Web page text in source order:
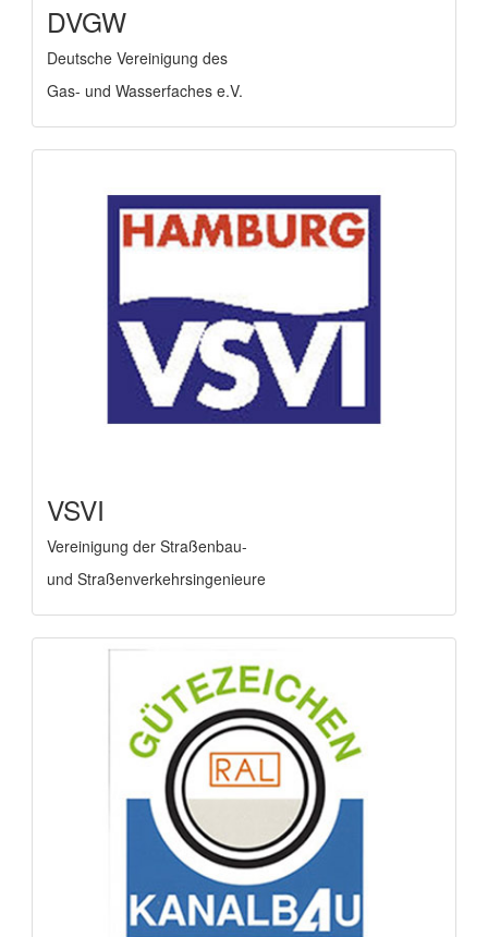
DVGW
Deutsche Vereinigung des
Gas- und Wasserfaches e.V.
VSVI
Vereinigung der Straßenbau-
und Straßenverkehrsingenieure